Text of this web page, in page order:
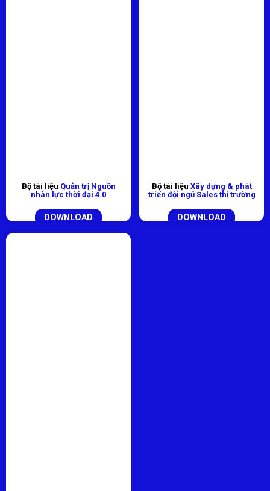
Bộ tài liệu Quản trị Nguồn
nhân lực thời đại 4.0
DOWNLOAD
Bộ tài liệu Xây dựng & phát
triển đội ngũ Sales thị trường
DOWNLOAD